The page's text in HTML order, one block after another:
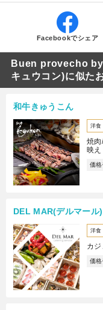
Facebookでシェア
Buen provecho by
キュウコン)に似た
和牛きゅうこん
洋食
焼肉
映え
価
DEL MAR(デルマール)
洋食
カ
価